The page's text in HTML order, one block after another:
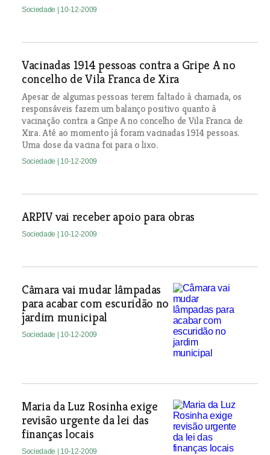
Sociedade | 10-12-2009
Vacinadas 1914 pessoas contra a Gripe A no
concelho de Vila Franca de Xira
Apesar de algumas pessoas terem faltado à chamada, os
responsáveis fazem um balanço positivo quanto à
vacinação contra a Gripe A no concelho de Vila Franca de
Xira. Até ao momento já foram vacinadas 1914 pessoas.
Uma dose da vacina foi para o lixo.
Sociedade | 10-12-2009
ARPIV vai receber apoio para obras
Sociedade | 10-12-2009
Câmara vai mudar lâmpadas
para acabar com escuridão no
jardim municipal
Sociedade | 10-12-2009
Maria da Luz Rosinha exige
revisão urgente da lei das
finanças locais
Sociedade | 10-12-2009